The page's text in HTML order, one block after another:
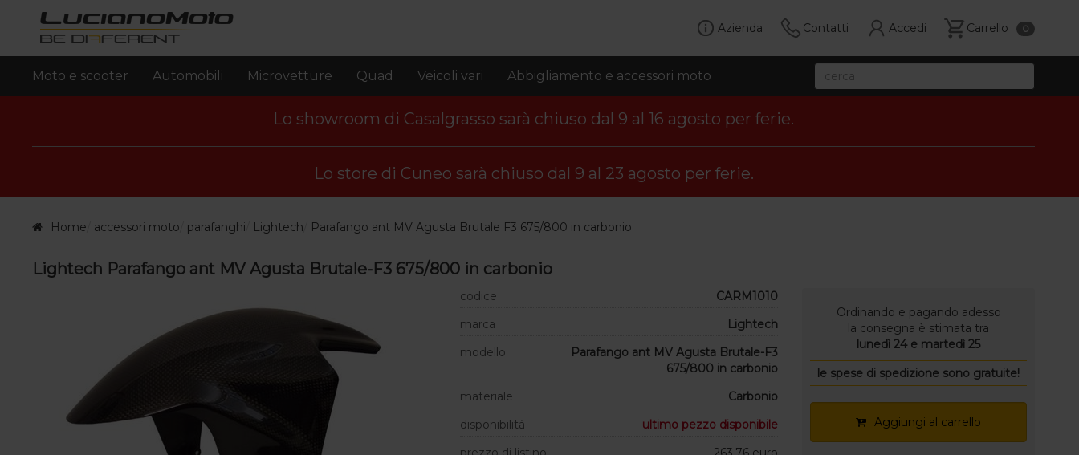
Carrello 0
Accedi
Contatti
Azienda
Moto e scooter Automobili Microvetture Quad Veicoli vari Abbigliamento e accessori moto
Lo showroom di Casalgrasso sarà chiuso dal 9 al 16 agosto per ferie.
Lo store di Cuneo sarà chiuso dal 9 al 23 agosto per ferie.
Home accessori moto parafanghi Lightech Parafango ant MV Agusta Brutale F3 675/800 in carbonio
Lightech Parafango ant MV Agusta Brutale-F3 675/800 in carbonio
codice
CARM1010
marca
Lightech
modello
Parafango ant MV Agusta Brutale-F3
675/800 in carbonio
materiale
Carbonio
disponibilità
ultimo pezzo disponibile
Ordinando e pagando adesso
la consegna è stimata tra
lunedì 24 e martedì 25
le spese di spedizione sono gratuite!
Aggiungi al carrello